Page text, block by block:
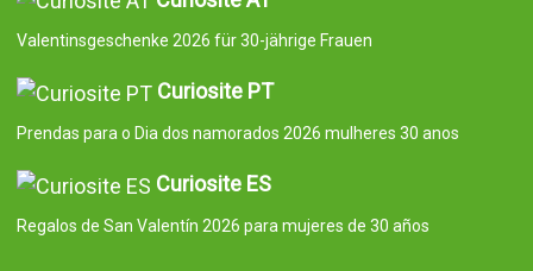
Valentinsgeschenke 2026 für 30-jährige Frauen
Curiosite PT
Prendas para o Dia dos namorados 2026 mulheres 30 anos
Curiosite ES
Regalos de San Valentín 2026 para mujeres de 30 años